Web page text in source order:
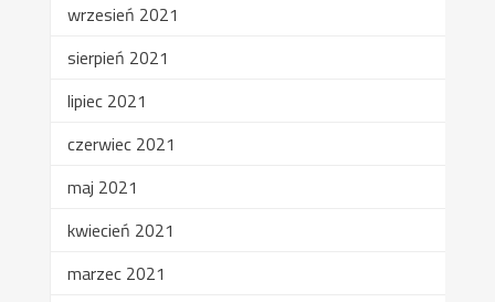
wrzesień 2021
sierpień 2021
lipiec 2021
czerwiec 2021
maj 2021
kwiecień 2021
marzec 2021